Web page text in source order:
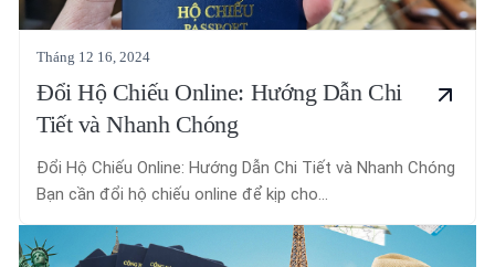
Tháng 12 16, 2024
Đổi Hộ Chiếu Online: Hướng Dẫn Chi
Tiết và Nhanh Chóng
Đổi Hộ Chiếu Online: Hướng Dẫn Chi Tiết và Nhanh Chóng
Bạn cần đổi hộ chiếu online để kịp cho...